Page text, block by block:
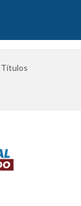
Títulos